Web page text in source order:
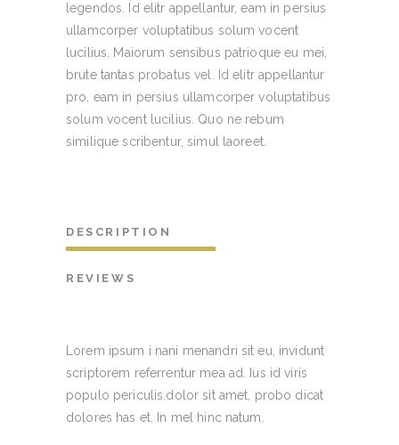
legendos. Id elitr appellantur, eam in persius
ullamcorper voluptatibus solum vocent
lucilius. Maiorum sensibus patrioque eu mei,
brute tantas probatus vel. Id elitr appellantur
pro, eam in persius ullamcorper voluptatibus
solum vocent lucilius. Quo ne rebum
similique scribentur, simul laoreet.
DESCRIPTION
REVIEWS
Lorem ipsum i nani menandri sit eu, invidunt
scriptorem referrentur mea ad. Ius id viris
populo periculis.dolor sit amet, probo dicat
dolores has et. In mel hinc natum.